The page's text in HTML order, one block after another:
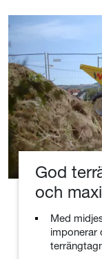
God
och
Med
imponerar